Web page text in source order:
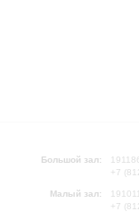
Большой зал:
+7
Малый зал:
+7